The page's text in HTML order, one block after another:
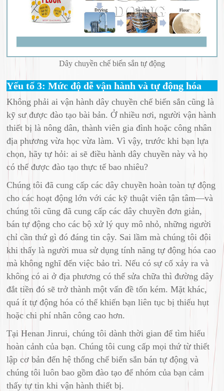
Dây chuyền chế biến sắn tự động
Yếu tố 3: Mức độ dễ vận hành và tự động hóa
Không phải ai vận hành dây chuyền chế biến sắn cũng là
kỹ sư được đào tạo bài bản. Ở nhiều nơi, người vận hành
thiết bị là nông dân, thành viên gia đình hoặc công nhân
địa phương vừa học vừa làm. Vì vậy, trước khi bạn lựa
chọn, hãy tự hỏi: ai sẽ điều hành dây chuyền này và họ
có thể được đào tạo thực tế bao nhiêu?
Chúng tôi đã cung cấp các dây chuyền hoàn toàn tự động
cho các hoạt động lớn với các kỹ thuật viên tận tâm—và
chúng tôi cũng đã cung cấp các dây chuyền đơn giản,
bán tự động cho các bộ xử lý quy mô nhỏ, những người
chỉ cần thứ gì đó đáng tin cậy. Sai lầm mà chúng tôi đôi
khi thấy là người mua sử dụng tính năng tự động hóa cao
mà không nghĩ đến việc bảo trì. Nếu có sự cố xảy ra và
không có ai ở địa phương có thể sửa chữa thì đường dây
đắt tiền đó sẽ trở thành một vấn đề tốn kém. Mặt khác,
quá ít tự động hóa có thể khiến bạn liên tục bị thiếu hụt
hoặc chi phí nhân công cao hơn.
Tại Henan Jinrui, chúng tôi dành thời gian để tìm hiểu
hoàn cảnh của bạn. Chúng tôi cung cấp mọi thứ từ thiết
lập cơ bản đến hệ thống chế biến sắn bán tự động và
chúng tôi luôn bao gồm đào tạo để nhóm của bạn cảm
thấy tự tin khi vận hành thiết bị.